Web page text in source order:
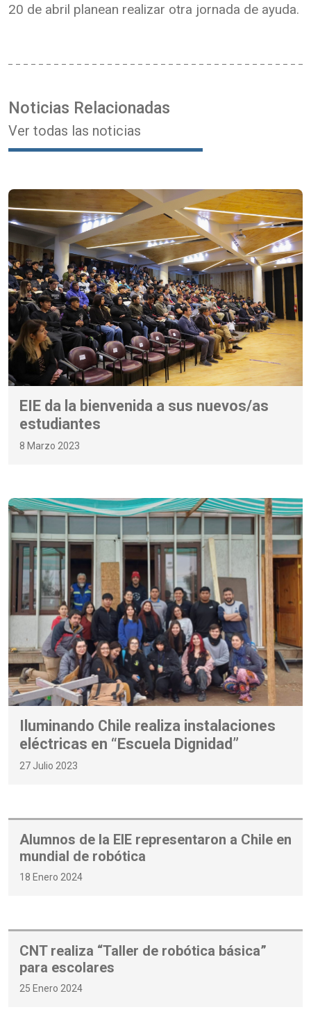
20 de abril planean realizar otra jornada de ayuda.
Noticias Relacionadas
Ver todas las noticias
EIE da la bienvenida a sus nuevos/as
estudiantes
8 Marzo 2023
Iluminando Chile realiza instalaciones
eléctricas en “Escuela Dignidad”
27 Julio 2023
Alumnos de la EIE representaron a Chile en
mundial de robótica
18 Enero 2024
CNT realiza “Taller de robótica básica”
para escolares
25 Enero 2024